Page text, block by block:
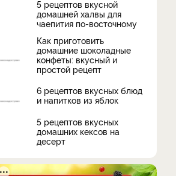
5 рецептов вкусной
домашней халвы для
чаепития по-восточному
Как приготовить
домашние шоколадные
конфеты: вкусный и
простой рецепт
6 рецептов вкусных блюд
и напитков из яблок
5 рецептов вкусных
домашних кексов на
десерт